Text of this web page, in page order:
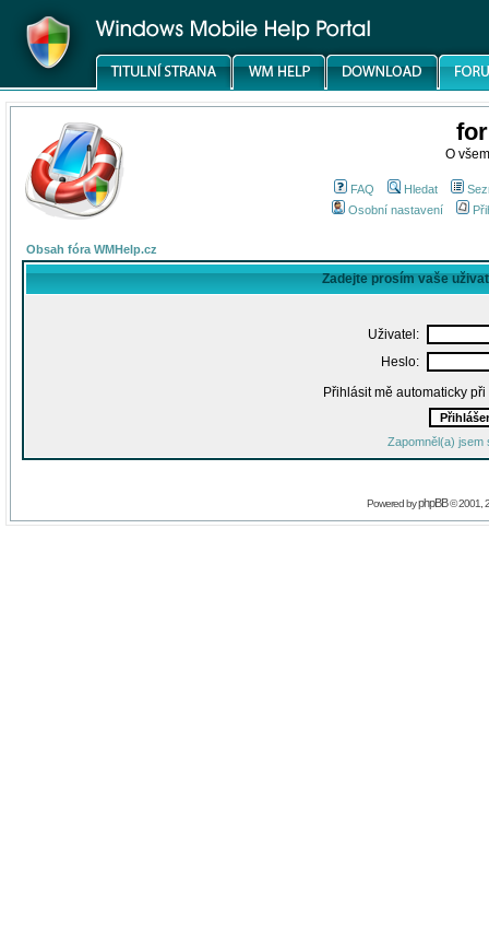
O
FAQ Hledat
Osobní nastavení
Obsah fóra WMHelp.cz
Zadejte prosím vaše
Uživatel:
Heslo:
Přihlásit mě automaticky
Zapomněl(a) jsem
Powered byphpBB© 2001,